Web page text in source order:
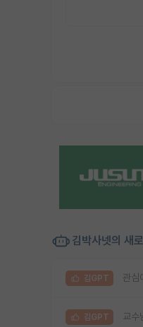
김박사넷의 새
김GPT 관심
김GPT 교수